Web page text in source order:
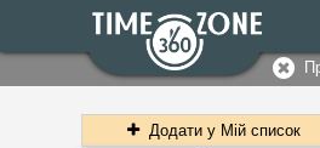
Додати у Мій список